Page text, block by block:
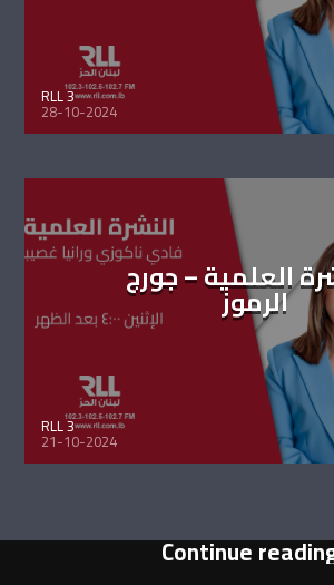
RLL 3
28-10-2024
العلمية – جورج
الرموز
RLL 3
21-10-2024
Continue